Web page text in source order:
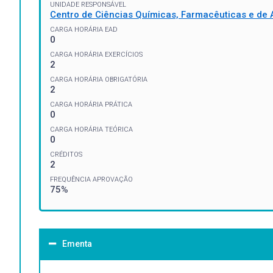
UNIDADE RESPONSÁVEL
Centro de Ciências Químicas, Farmacêuticas e de
CARGA HORÁRIA EAD
0
CARGA HORÁRIA EXERCÍCIOS
2
CARGA HORÁRIA OBRIGATÓRIA
2
CARGA HORÁRIA PRÁTICA
0
CARGA HORÁRIA TEÓRICA
0
CRÉDITOS
2
FREQUÊNCIA APROVAÇÃO
75%
Ementa